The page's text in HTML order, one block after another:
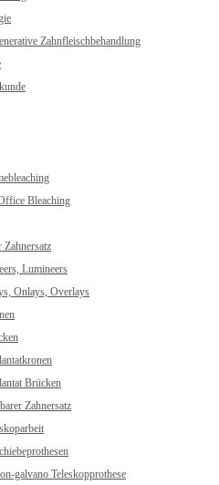
Zahnfleischbehandlung
Bleaching
Zahnersatz
Lumineers
Onlays, Overlays
Brücken
Zahnersatz
galvano Teleskopprothese